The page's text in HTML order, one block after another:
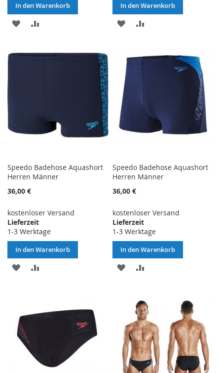
In den Warenkorb
ZUR
HINZUFÜGEN
HINZUFÜGEN
In den Warenkorb
ZUR
HINZUFÜGEN
HINZUFÜGEN
Speedo Badehose Aquashort
Herren Männer
36,00 €
kostenloser Versand
Lieferzeit
1-3 Werktage
In den Warenkorb
ZUR
Speedo Badehose Aquashort
Herren Männer
36,00 €
kostenloser Versand
Lieferzeit
1-3 Werktage
In den Warenkorb
ZUR
HINZUFÜGEN
HINZUFÜGEN